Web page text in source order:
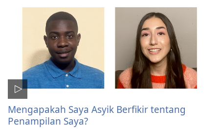
Mengapakah Saya Asyik Berfikir tentang
Penampilan Saya?